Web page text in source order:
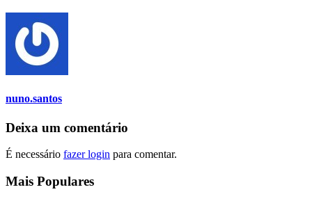
nuno.santos
Deixa um comentário
É necessário fazer login para comentar.
Mais Populares